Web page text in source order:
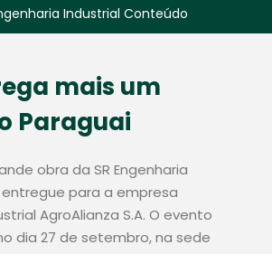
Industrial Conteúdo
mais um
Paraguai
obra da SR Engenharia
para a empresa
AgroAlianza S.A. O evento
dia 27 de setembro, na sede